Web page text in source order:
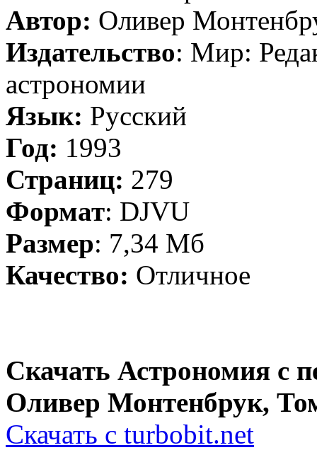
Автор: Оливер
Издательство: Мир:
астрономии
Язык: Русский
Год: 1993
Страниц: 279
Формат: DJVU
Размер: 7,34 Мб
Качество: Отличное
Скачать Астрономия с
Оливер Монтенбрук,
Скачать с turbobit.net